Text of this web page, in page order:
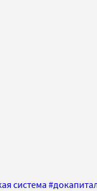
система #